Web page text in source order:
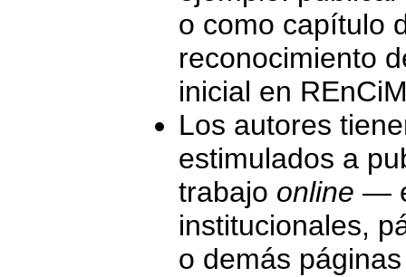
o como capítulo
reconocimiento
inicial en
Los autores
estimulados a
trabajo online —
institucionales,
o demás